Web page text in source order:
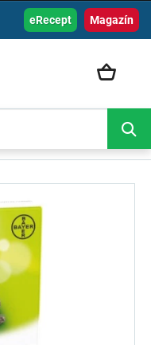
Magazín
eRecept